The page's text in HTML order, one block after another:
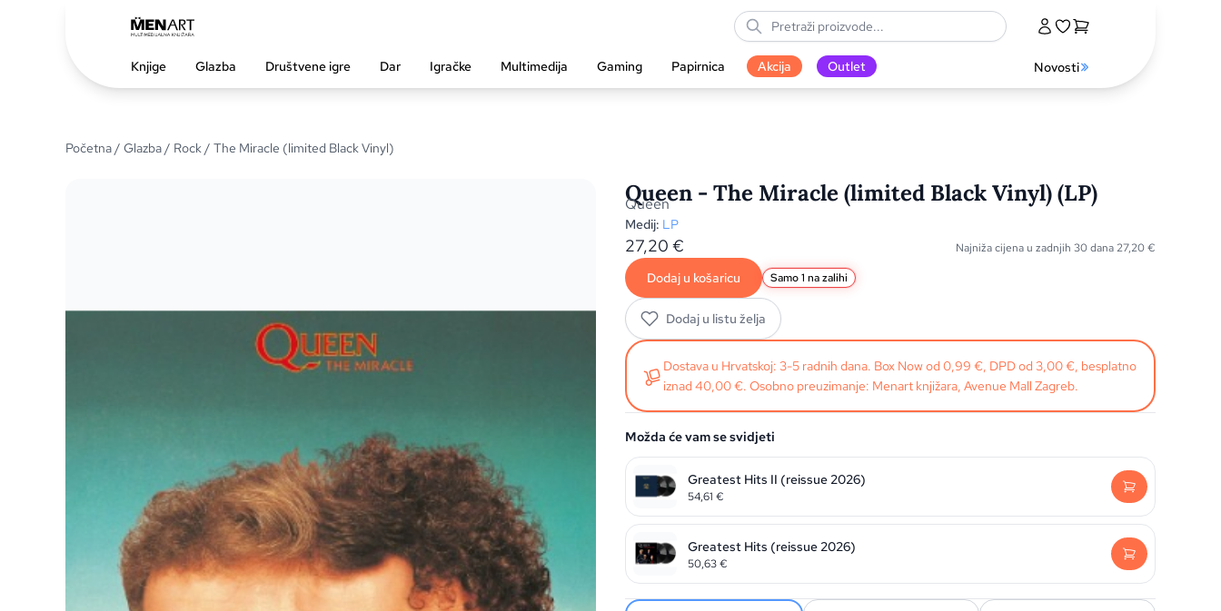
Knjige Glazba Društvene igre Dar Igračke Multimedija Gaming Papirnica Akcija Outlet Novosti
Početna/ Glazba/ Rock/ The Miracle (limited Black Vinyl)
Queen - The Miracle (limited Black Vinyl) (LP)
Queen
Medij: LP
27,20 € Najniža cijena u zadnjih 30 dana 27,20€
Dodaj u košaricu Samo 1 na zalihi
Dodaj u listu želja
Dostava u Hrvatskoj: 3-5 radnih dana. Box Now od 0,99 €, DPD od 3,00 €, besplatno
iznad 40,00 €. Osobno preuzimanje: Menart knjižara, Avenue Mall Zagreb.
Možda će vam se svidjeti
Greatest Hits II (reissue 2026)
54,61 €
Greatest Hits (reissue 2026)
50,63€